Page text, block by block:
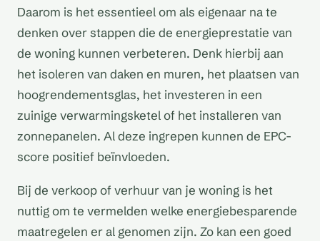
Daarom is het essentieel om als eigenaar na te
denken over stappen die de energieprestatie van
de woning kunnen verbeteren. Denk hierbij aan
het isoleren van daken en muren, het plaatsen van
hoogrendementsglas, het investeren in een
zuinige verwarmingsketel of het installeren van
zonnepanelen. Al deze ingrepen kunnen de EPC-
score positief beïnvloeden.
Bij de verkoop of verhuur van je woning is het
nuttig om te vermelden welke energiebesparende
maatregelen er al genomen zijn. Zo kan een goed